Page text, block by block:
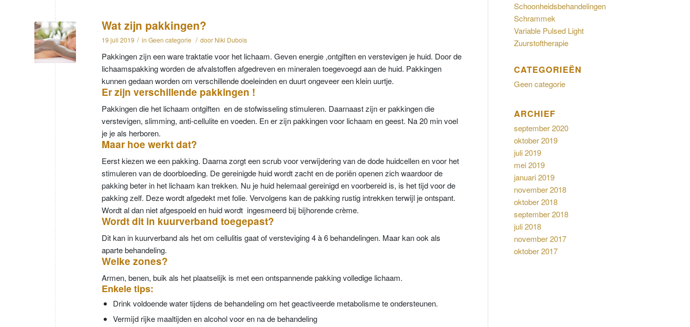
Wat zijn pakkingen?
19 juli 2019 / in Geen categorie / door Niki Dubois
Pakkingen zijn een ware traktatie voor het lichaam. Geven energie ,ontgiften en verstevigen je huid. Door de
lichaamspakking worden de afvalstoffen afgedreven en mineralen toegevoegd aan de huid. Pakkingen
kunnen gedaan worden om verschillende doeleinden en duurt ongeveer een klein uurtje.
Er zijn verschillende pakkingen !
Pakkingen die het lichaam ontgiften en de stofwisseling stimuleren. Daarnaast zijn er pakkingen die
verstevigen, slimming, anti-cellulite en voeden. En er zijn pakkingen voor lichaam en geest. Na 20 min voel
je je als herboren.
Maar hoe werkt dat?
Eerst kiezen we een pakking. Daarna zorgt een scrub voor verwijdering van de dode huidcellen en voor het
stimuleren van de doorbloeding. De gereinigde huid wordt zacht en de poriën openen zich waardoor de
pakking beter in het lichaam kan trekken. Nu je huid helemaal gereinigd en voorbereid is, is het tijd voor de
pakking zelf. Deze wordt afgedekt met folie. Vervolgens kan de pakking rustig intrekken terwijl je ontspant.
Wordt al dan niet afgespoeld en huid wordt ingesmeerd bij bijhorende crème.
Wordt dit in kuurverband toegepast?
Dit kan in kuurverband als het om cellulitis gaat of versteviging 4 à 6 behandelingen. Maar kan ook als
aparte behandeling.
Welke zones?
Armen, benen, buik als het plaatselijk is met een ontspannende pakking volledige lichaam.
Enkele tips:
Drink voldoende water tijdens de behandeling om het geactiveerde metabolisme te ondersteunen.
Vermijd rijke maaltijden en alcohol voor en na de behandeling
Schoonheidsbehandelingen
Schrammek
Variable Pulsed Light
Zuurstoftherapie
CATEGORIEËN
Geen categorie
ARCHIEF
september 2020
oktober 2019
juli 2019
mei 2019
januari 2019
november 2018
oktober 2018
september 2018
juli 2018
november 2017
oktober 2017